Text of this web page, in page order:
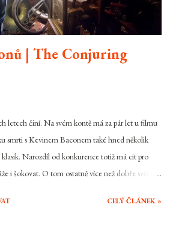
| The Conjuring
letech činí. Na svém kontě má za pár let u filmu
smrti s Kevinem Baconem také hned několik
Narozdíl od konkurence totiž má cit pro
i šokovat. O tom ostatně více než dobře svědčí
Insidious , který se dočkal letos druhého
CELÝ ČLÁNEK »